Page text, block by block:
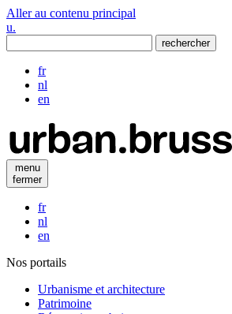
Aller au contenu principal
u.
rechercher
fr
nl
en
menu
fermer
fr
nl
en
Nos portails
Urbanisme et architecture
Patrimoine